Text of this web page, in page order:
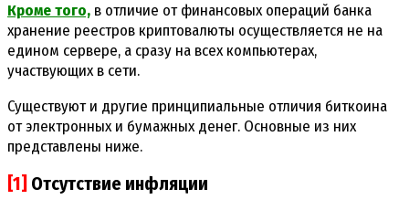
Кроме того, в отличие от финансовых операций банка
хранение реестров криптовалюты осуществляется не на
едином сервере, а сразу на всех компьютерах,
участвующих в сети.
Существуют и другие принципиальные отличия биткоина
от электронных и бумажных денег. Основные из них
представлены ниже.
[1] Отсутствие инфляции